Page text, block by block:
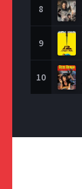
8
9
10